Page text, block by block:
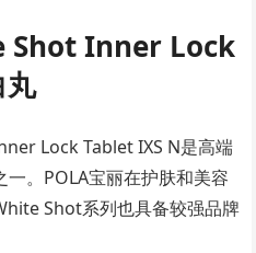
Shot Inner Lock
Lock Tablet IXS N是高端
。POLA宝丽在护肤和美容
Shot系列也具备较强品牌